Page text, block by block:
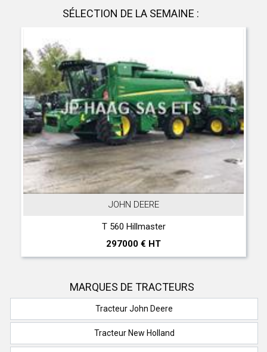
SÉLECTION DE LA SEMAINE :
JOHN DEERE
T 560 Hillmaster
297000 € HT
MARQUES DE TRACTEURS
Tracteur John Deere
Tracteur New Holland